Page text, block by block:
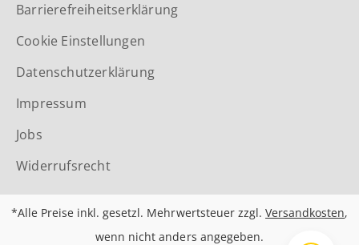
Barrierefreiheitserklärung
Cookie Einstellungen
Datenschutzerklärung
Impressum
Jobs
Widerrufsrecht
*Alle Preise inkl. gesetzl. Mehrwertsteuer zzgl.Versandkosten,
wenn nicht anders angegeben.